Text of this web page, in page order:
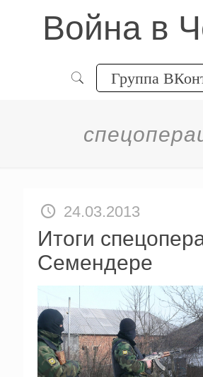
Война в
Группа
24.03.2013
Итоги
Семендере